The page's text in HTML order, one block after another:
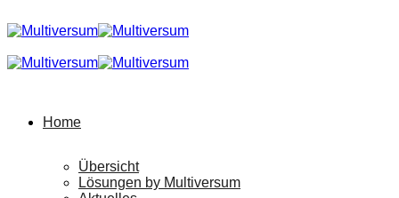
Home
Übersicht
Lösungen by Multiversum